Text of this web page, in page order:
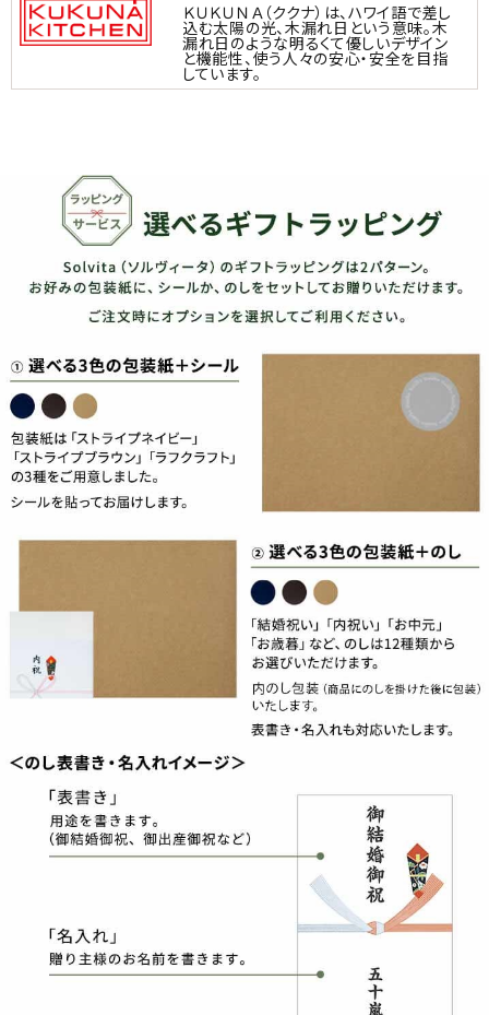
ＫＵＫＵＮＡ（ククナ）は、ハワイ語で差し
込む太陽の光、木漏れ日という意味。木
漏れ日のような明るくて優しいデザイン
と機能性、使う人々の安心・安全を目指
しています。